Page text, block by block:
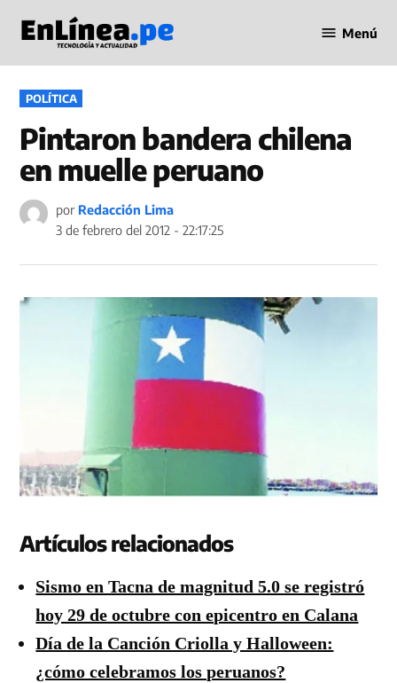
contenido
en Línea
Menú
PUBLICADO
EN
POLÍTICA
Pintaron bandera chilena
en muelle peruano
por Redacción Lima
3 de febrero del 2012 - 22:17:25
Artículos relacionados
Sismo en Tacna de magnitud 5.0 se registró
hoy 29 de octubre con epicentro en Calana
Día de la Canción Criolla y Halloween:
¿cómo celebramos los peruanos?